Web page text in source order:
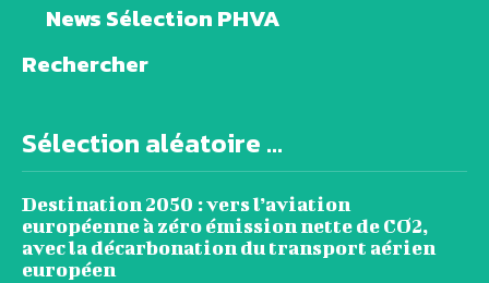
News Sélection PHVA
Rechercher
Sélection aléatoire ...
Destination 2050 : vers l’aviation
européenne à zéro émission nette de CO2,
avec la décarbonation du transport aérien
européen